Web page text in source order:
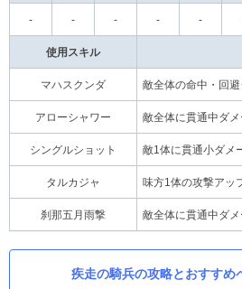
- - - - -
使用スキル
マハスクンダ 敵全体の命中・回避
アローシャワー 敵全体に貫通中ダメ
シングルショット 敵1体に貫通小ダメ
タルカジャ 味方1体の攻撃アッ
刹那五月雨撃 敵全体に貫通中ダ
疾走の騎兵の攻略とおすすめ